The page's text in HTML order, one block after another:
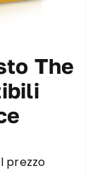
The
prezzo